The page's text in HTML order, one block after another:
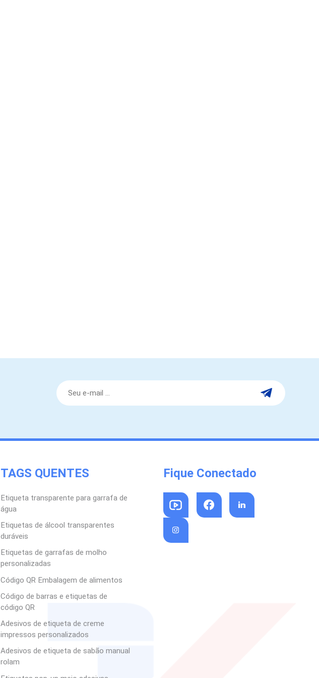
TAGS QUENTES
Etiqueta transparente para garrafa de
água
Etiquetas de álcool transparentes
duráveis
Etiquetas de garrafas de molho
personalizadas
Código QR Embalagem de alimentos
Código de barras e etiquetas de
código QR
Adesivos de etiqueta de creme
impressos personalizados
Adesivos de etiqueta de sabão manual
rolam
Fique Conectado